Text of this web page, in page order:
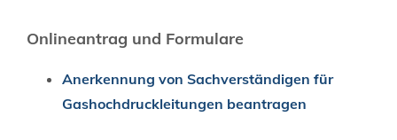
Onlineantrag und Formulare
Anerkennung von Sachverständigen für
Gashochdruckleitungen beantragen